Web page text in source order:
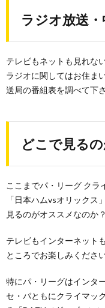
ラジオ放送
テレビもネットも見れな
ラジオに関してはお住ま
送局の番組表を調べて下
どこで見る
ここまでパ・リーグ クラ
「日本ハムvsオリック
見るのがオススメなのか？
テレビもインターネット
ところでお楽しみくださ
特にパ・リーグはインタ
セ・パともにクライマッ